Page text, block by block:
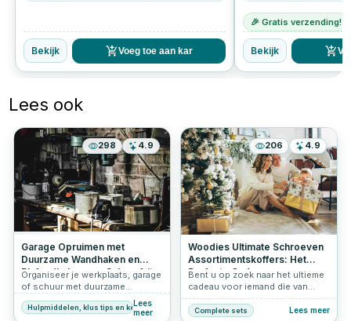
Bekijk Voeg toe aan kar
🎉 Gratis verzending!
Bekijk
Lees ook
298 4.9
Garage Opruimen met
Duurzame Wandhaken en
Plafondhaken van Schroef-it
Organiseer je werkplaats, garage
of schuur met duurzame
wandhaken en plafondhaken van
Schroef-it. Ideaal voor het
Hulpmiddelen, klus tips en keuzehulp
Lees
meer
206 4.9
Woodies Ultimate Schroeven
Assortimentskoffers: Het
Perfecte Cadeau voor
Klussers
Bent u op zoek naar het ultieme
cadeau voor iemand die van
klussen houdt? Bij Schroef-it
hebben we de perfecte
Complete sets Lees meer